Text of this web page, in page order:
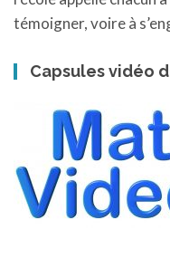
témoigner, voire à
Capsules vidéo